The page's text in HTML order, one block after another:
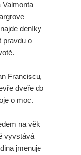
Valmonta
deníky
pravdu o
Franciscu,
dveře do
o moc.
na věk
vyvstává
jmenuje